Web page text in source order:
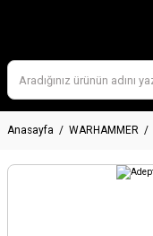
Anasayfa WARHAMMER